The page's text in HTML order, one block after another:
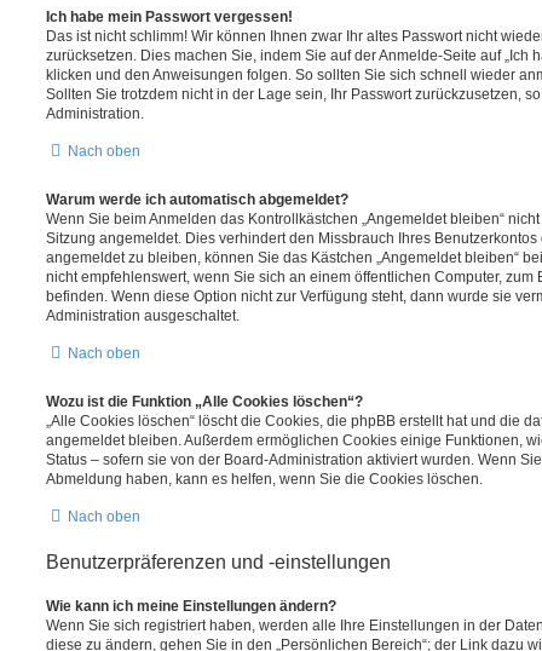
Ich habe mein Passwort vergessen!
Das ist nicht schlimm! Wir können Ihnen zwar Ihr altes Passwort nicht
zurücksetzen. Dies machen Sie, indem Sie auf der Anmelde-Seite auf „Ich
klicken und den Anweisungen folgen. So sollten Sie sich schnell wieder
Sollten Sie trotzdem nicht in der Lage sein, Ihr Passwort zurückzusetzen,
Administration.
Nach oben
Warum werde ich automatisch abgemeldet?
Wenn Sie beim Anmelden das Kontrollkästchen „Angemeldet bleiben“
Sitzung angemeldet. Dies verhindert den Missbrauch Ihres
angemeldet zu bleiben, können Sie das Kästchen „Angemeldet bleiben“
nicht empfehlenswert, wenn Sie sich an einem öffentlichen Computer, zum
befinden. Wenn diese Option nicht zur Verfügung steht, dann wurde sie
Administration ausgeschaltet.
Nach oben
Wozu ist die Funktion „Alle Cookies löschen“?
„Alle Cookies löschen“ löscht die Cookies, die phpBB erstellt hat und die
angemeldet bleiben. Außerdem ermöglichen Cookies einige Funktionen,
Status – sofern sie von der Board-Administration aktiviert wurden. Wenn
Abmeldung haben, kann es helfen, wenn Sie die Cookies löschen.
Nach oben
Benutzerpräferenzen und -einstellungen
Wie kann ich meine Einstellungen ändern?
Wenn Sie sich registriert haben, werden alle Ihre Einstellungen in der
diese zu ändern, gehen Sie in den „Persönlichen Bereich“; der Link dazu